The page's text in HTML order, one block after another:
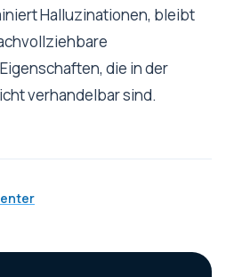
Halluzinationen, bleibt
die in der
verhandelbar sind.